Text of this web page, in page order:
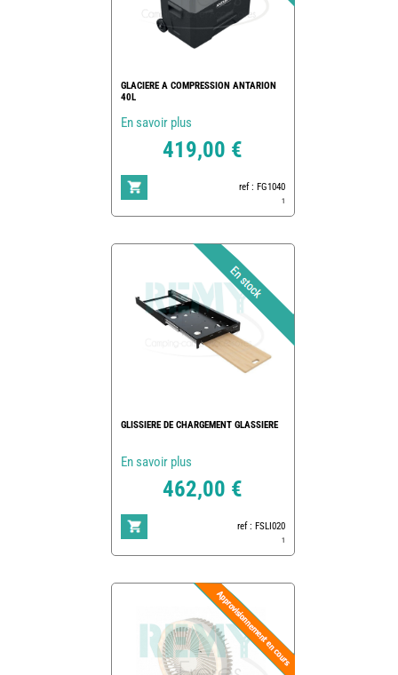
GLACIERE A COMPRESSION ANTARION
40L
En savoir plus
419,00 €
ref : FG1040
1
GLISSIERE DE CHARGEMENT GLASSIERE
En savoir plus
462,00 €
ref : FSLI020
1